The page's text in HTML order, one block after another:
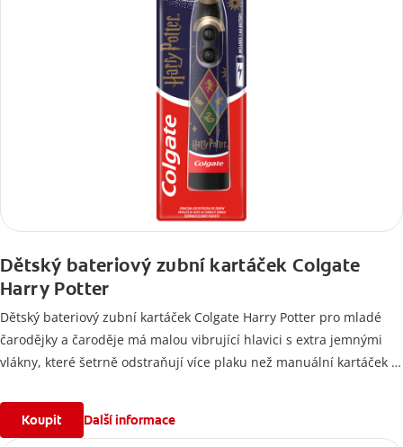
Dětský bateriový zubní kartáček Colgate
Harry Potter
Dětský bateriový zubní kartáček Colgate Harry Potter pro mladé
čarodějky a čaroděje má malou vibrující hlavici s extra jemnými
vlákny, které šetrně odstraňují více plaku než manuální kartáček s
Koupit Další informace